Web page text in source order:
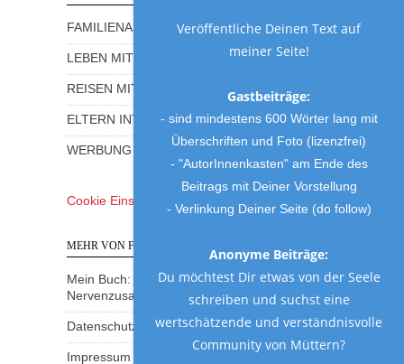
FAMILIENALLTAG MIT HUMOR
LEBEN MIT KINDERN
REISEN MIT KINDERN
ELTERN INTERVIEWS
WERBUNG UND GEWINNSPIELE
Cookie Einstellungen
MEHR VON FRAU MUTTER
Mein Buch: Eine Mama am Rande des
Nervenzusammenbruchs
Datenschutzerklärung
Impressum
Veröffentliche Deinen Text auf
meiner Seite!
Gastbeiträge:
- sind mindestens 600 Wörter lang mit
Überschriften und Foto (lizenzfrei)
- "AutorInnenkasten" am Ende des
Beitrags mit Deiner Vorstellung
- Verlinkung Deiner Seite (do follow)
Anonyme Beiträge:
Du möchtest Dir etwas von der Seele
schreiben und suchst eine
wertschätzende und verständnisvolle
Community von Müttern?